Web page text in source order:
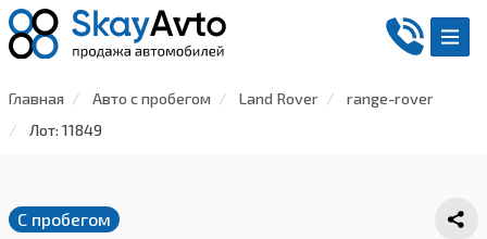
Главная Авто с пробегом Land Rover
range-rover
Лот: 11849
С пробегом